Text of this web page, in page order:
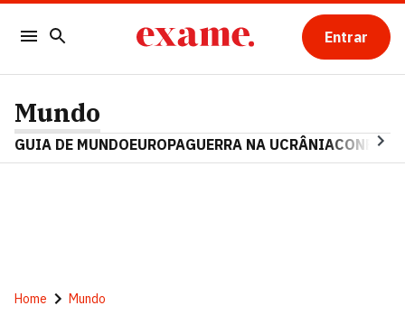
Entrar
Mundo
GUIA DE MUNDOEUROPAGUERRA NA UCRÂNIA
Home Mundo